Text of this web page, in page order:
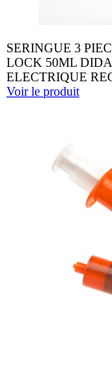
SERINGUE 3
LOCK 50ML
ELECTRIQUE
Voir le produit